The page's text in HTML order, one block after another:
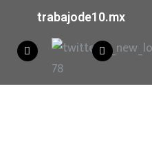
trabajode10.mx